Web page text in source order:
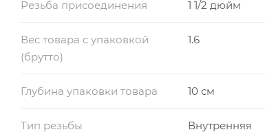
Резьба присоединения 1 1/2 дюйм
Вес товара с упаковкой
(брутто)
1.6
Глубина упаковки товара 10 см
Тип резьбы Внутренняя